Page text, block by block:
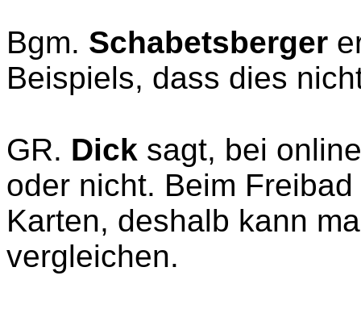
Bgm. Schabetsberger
Beispiels, dass dies
GR. Dick sagt, bei
oder nicht. Beim
Karten, deshalb kann
vergleichen.